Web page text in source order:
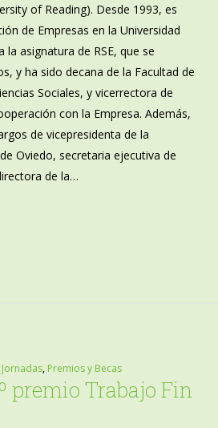
of Reading). Desde 1993, es
de Empresas en la Universidad
asignatura de RSE, que se
y ha sido decana de la Facultad de
Sociales, y vicerrectora de
con la Empresa. Además,
de vicepresidenta de la
Oviedo, secretaria ejecutiva de
de la…
Jornadas, Premios y Becas
premio Trabajo Fin